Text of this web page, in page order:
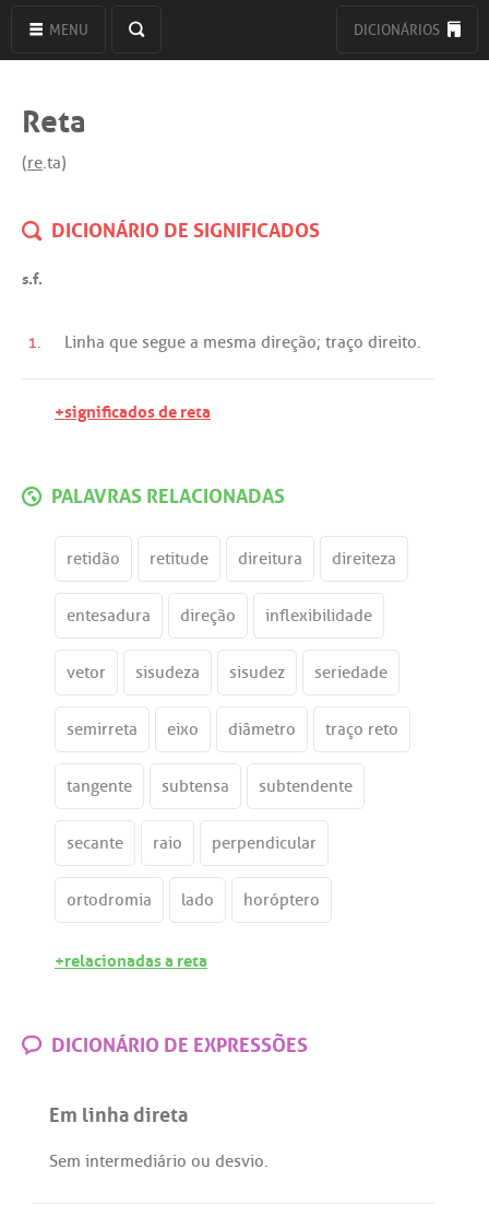
MENU DICIONÁRIOS
Reta
(re.ta)
DICIONÁRIO DE SIGNIFICADOS
s.f.
1. Linha que segue a mesma direção; traço direito.
+significados de reta
PALAVRAS RELACIONADAS
retidão retitude direitura direiteza
entesadura direção inflexibilidade
vetor sisudeza sisudez seriedade
semirreta eixo diâmetro traço reto
tangente subtensa subtendente
secante raio perpendicular
ortodromia lado horóptero
+relacionadas a reta
DICIONÁRIO DE EXPRESSÕES
Em linha direta
Sem intermediário ou desvio.